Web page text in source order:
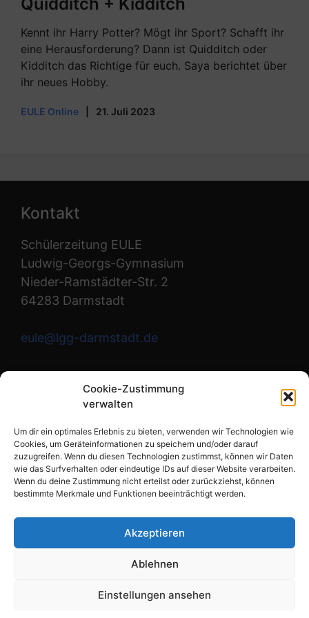
Cookie-Zustimmung
verwalten
Um dir ein optimales Erlebnis zu bieten, verwenden wir Technologien wie
Cookies, um Geräteinformationen zu speichern und/oder darauf
zuzugreifen. Wenn du diesen Technologien zustimmst, können wir Daten
wie das Surfverhalten oder eindeutige IDs auf dieser Website verarbeiten.
Wenn du deine Zustimmung nicht erteilst oder zurückziehst, können
bestimmte Merkmale und Funktionen beeinträchtigt werden.
Akzeptieren
Ablehnen
Einstellungen ansehen
Kennt ihr Harry Potter? Mögt ihr Sport? Schafft ihr
eine Herausforderung? Dann ist Quidditch oder
Kidditch das Richtige für euch. Saya berichtet über
ihr neues Hobby.
EULE Online 21. Juli 2023
Kontakt
Schülerzeitung EULE
Ludwig-Georgs-Gymnasium
Nieder-Ramstädter-Str. 2
64283 Darmstadt
eule@lgg-darmstadt.de
Wir sind die Redaktion.
Instagram
Links
Datenschutzerklärung
© 2026 Schülerzeitung EULE